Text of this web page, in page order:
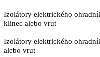
Izolátory elektrického
klinec alebo vrut
Izolátory elektrického
alebo vrut